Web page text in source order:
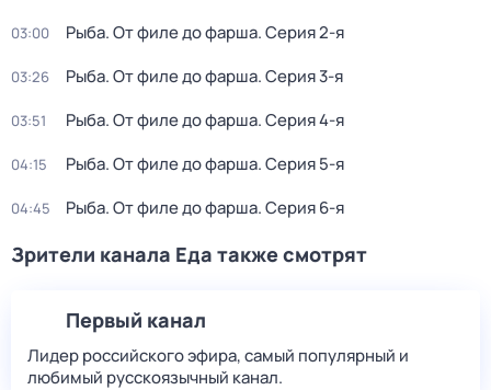
03:00 Рыба. От филе до фарша. Серия 2-я
03:26 Рыба. От филе до фарша. Серия 3-я
03:51 Рыба. От филе до фарша. Серия 4-я
04:15 Рыба. От филе до фарша. Серия 5-я
04:45 Рыба. От филе до фарша. Серия 6-я
Зрители канала Еда также смотрят
Первый канал
Лидер российского эфира, самый популярный и
любимый русскоязычный канал.